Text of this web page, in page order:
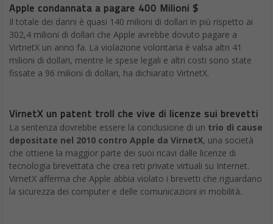
Apple condannata a pagare 400 Milioni $
Il totale dei danni è quasi 140 milioni di dollari in più rispetto ai
302,4 milioni di dollari che Apple avrebbe dovuto pagare a
VirtnetX un anno fa. La violazione volontaria è valsa altri 41
milioni di dollari, mentre le spese legali e altri costi sono state
fissate a 96 milioni di dollari, ha dichiarato VirtnetX.
VirnetX un patent troll che vive di licenze sui brevetti
La sentenza dovrebbe essere la conclusione di un trio di cause
depositate nel 2010 contro Apple da VirnetX, una società
che ottiene la maggior parte dei suoi ricavi dalle licenze di
tecnologia brevettata che crea reti private virtuali su Internet.
VirnetX afferma che Apple abbia violato i brevetti che riguardano
la sicurezza dei computer e delle comunicazioni in mobilità.